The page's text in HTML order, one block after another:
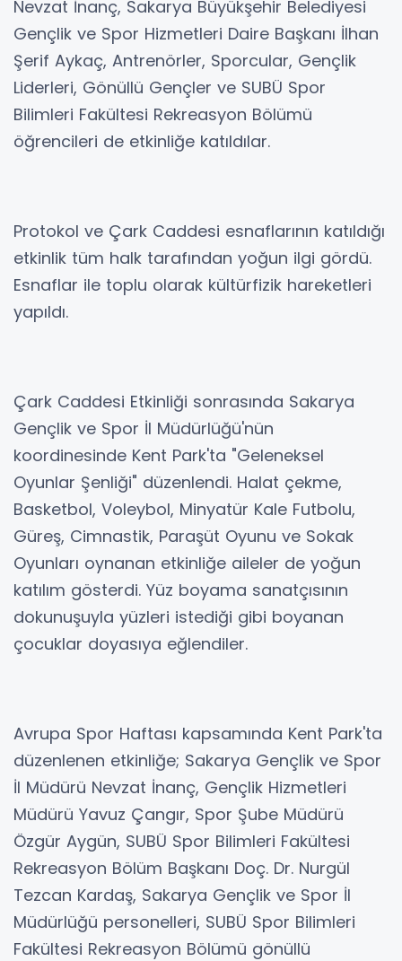
Nevzat İnanç, Sakarya Büyükşehir Belediyesi
Gençlik ve Spor Hizmetleri Daire Başkanı İlhan
Şerif Aykaç, Antrenörler, Sporcular, Gençlik
Liderleri, Gönüllü Gençler ve SUBÜ Spor
Bilimleri Fakültesi Rekreasyon Bölümü
öğrencileri de etkinliğe katıldılar.
Protokol ve Çark Caddesi esnaflarının katıldığı
etkinlik tüm halk tarafından yoğun ilgi gördü.
Esnaflar ile toplu olarak kültürfizik hareketleri
yapıldı.
Çark Caddesi Etkinliği sonrasında Sakarya
Gençlik ve Spor İl Müdürlüğü'nün
koordinesinde Kent Park'ta "Geleneksel
Oyunlar Şenliği" düzenlendi. Halat çekme,
Basketbol, Voleybol, Minyatür Kale Futbolu,
Güreş, Cimnastik, Paraşüt Oyunu ve Sokak
Oyunları oynanan etkinliğe aileler de yoğun
katılım gösterdi. Yüz boyama sanatçısının
dokunuşuyla yüzleri istediği gibi boyanan
çocuklar doyasıya eğlendiler.
Avrupa Spor Haftası kapsamında Kent Park'ta
düzenlenen etkinliğe; Sakarya Gençlik ve Spor
İl Müdürü Nevzat İnanç, Gençlik Hizmetleri
Müdürü Yavuz Çangır, Spor Şube Müdürü
Özgür Aygün, SUBÜ Spor Bilimleri Fakültesi
Rekreasyon Bölüm Başkanı Doç. Dr. Nurgül
Tezcan Kardaş, Sakarya Gençlik ve Spor İl
Müdürlüğü personelleri, SUBÜ Spor Bilimleri
Fakültesi Rekreasyon Bölümü gönüllü